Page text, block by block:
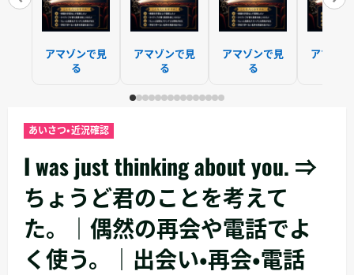
アマゾンで見
る
アマゾンで見
る
アマゾンで見
る
アマゾ
あいさつ・近況確認
I was just thinking about you. ⇒
ちょうど君のことを考えて
た。｜偶然の再会や電話でよ
く使う。｜出会い・再会・電話